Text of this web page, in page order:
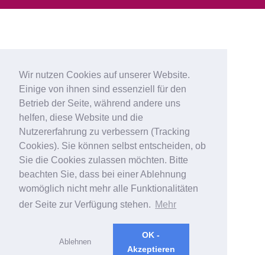
Wir nutzen Cookies auf unserer Website.
Einige von ihnen sind essenziell für den
Betrieb der Seite, während andere uns
helfen, diese Website und die
Nutzererfahrung zu verbessern (Tracking
Cookies). Sie können selbst entscheiden, ob
Sie die Cookies zulassen möchten. Bitte
beachten Sie, dass bei einer Ablehnung
womöglich nicht mehr alle Funktionalitäten
der Seite zur Verfügung stehen. Mehr
Ablehnen
OK -
Akzeptieren